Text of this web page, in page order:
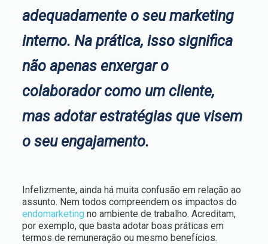
adequadamente o seu marketing
interno. Na prática, isso significa
não apenas enxergar o
colaborador como um cliente,
mas adotar estratégias que visem
o seu engajamento.
Infelizmente, ainda há muita confusão em relação ao
assunto. Nem todos compreendem os impactos do
endomarketing no ambiente de trabalho. Acreditam,
por exemplo, que basta adotar boas práticas em
termos de remuneração ou mesmo benefícios.